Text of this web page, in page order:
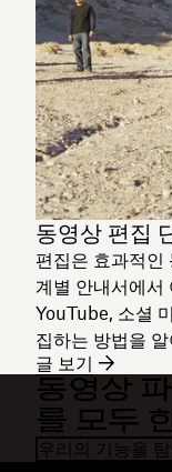
동영상 편집
편집은 효과적인
계별 안내서에서
YouTube, 소셜
집하는 방법을
글 보기
동영상
를 모두
우리의 기능을